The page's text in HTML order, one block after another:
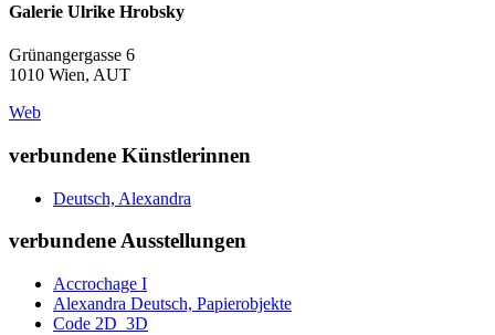
Galerie Ulrike Hrobsky
Grünangergasse 6
1010 Wien, AUT
Web
verbundene Künstlerinnen
Deutsch, Alexandra
verbundene Ausstellungen
Accrochage I
Alexandra Deutsch, Papierobjekte
Code 2D_3D